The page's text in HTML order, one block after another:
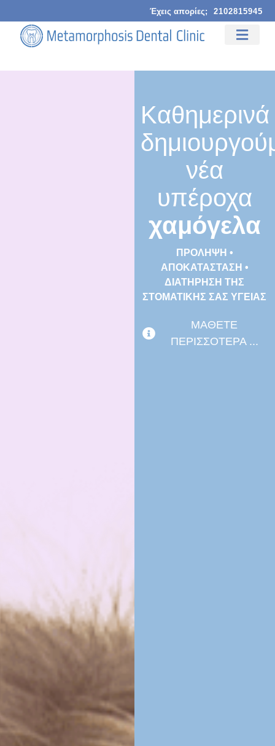
Έχεις απορίες; 2102815945
Καθημερινά
νέα
υπέροχα
χαμόγελα
ΠΡΟΛΗΨΗ •
ΑΠΟΚΑΤΑΣΤΑΣΗ •
ΔΙΑΤΗΡΗΣΗ ΤΗΣ
ΣΤΟΜΑΤΙΚΗΣ ΣΑΣ ΥΓΕΙΑΣ
ΜΑΘΕΤΕ
ΠΕΡΙΣΣΟΤΕΡΑ ...